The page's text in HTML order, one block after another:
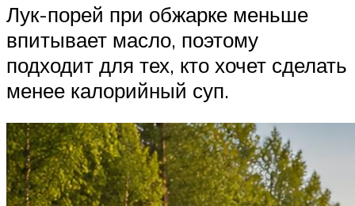
Лук-порей при обжарке меньше
впитывает масло, поэтому
подходит для тех, кто хочет сделать
менее калорийный суп.